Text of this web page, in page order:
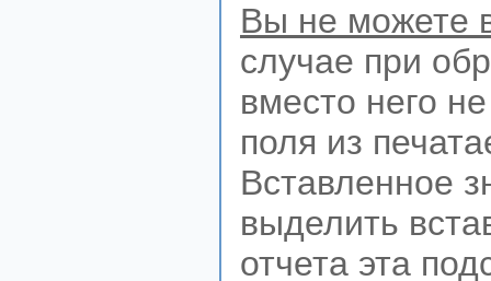
Вы не можете
случае при
вместо него
поля из
Вставленное
выделить
отчета эта